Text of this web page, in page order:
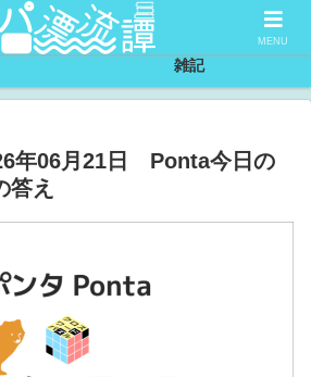
雑記
年06月21日 Ponta今日の
答え
MENU